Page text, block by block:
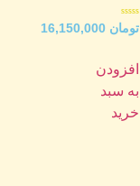
امتیاز
0
تومان 16,150,000
افزودن
به سبد
خرید